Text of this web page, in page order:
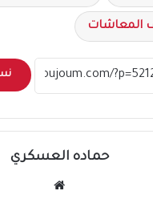
المعاشات
حماده العسكري